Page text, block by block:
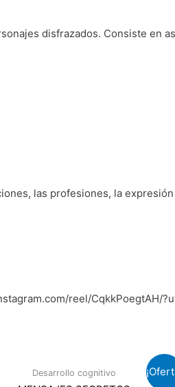
disfrazados. Consiste en
las profesiones, la
reel/CqkkPoegtAH/
Desarrollo cognitivo